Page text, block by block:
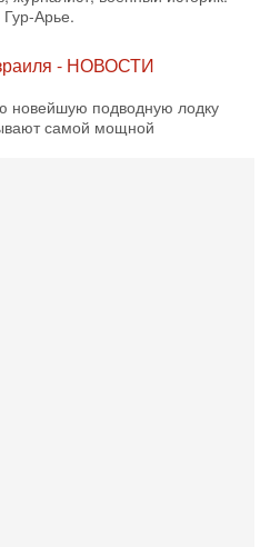
- НОВОСТИ
подводную лодку
самой мощной
Передача прошла на